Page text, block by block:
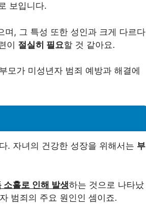
보입니다.
며, 그 특성 또한 성인과 크게 다르다
이 절실히 필요할 것 같아요.
모가 미성년자 범죄 예방과 해결에
. 자녀의 건강한 성장을 위해서는 부
홀로 인해 발생하는 것으로 나타났
범죄의 주요 원인인 셈이죠.